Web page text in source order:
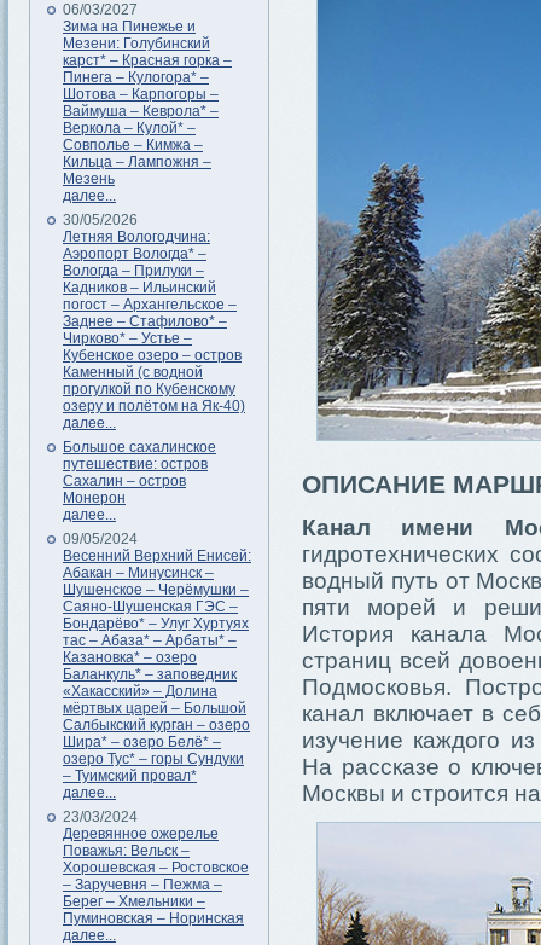
06/03/2027
Зима на Пинежье и
Мезени: Голубинский
карст* – Красная горка –
Пинега – Кулогора* –
Шотова – Карпогоры –
Ваймуша – Кеврола* –
Веркола – Кулой* –
Совполье – Кимжа –
Кильца – Лампожня –
Мезень
далее...
30/05/2026
Летняя Вологодчина:
Аэропорт Вологда* –
Вологда – Прилуки –
Кадников – Ильинский
погост – Архангельское –
Заднее – Стафилово* –
Чирково* – Устье –
Кубенское озеро – остров
Каменный (с водной
прогулкой по Кубенскому
озеру и полётом на Як-40)
далее...
Большое сахалинское
путешествие: остров
Сахалин – остров
Монерон
далее...
09/05/2024
Весенний Верхний Енисей:
Абакан – Минусинск –
Шушенское – Черёмушки –
Саяно-Шушенская ГЭС –
Бондарёво* – Улуг Хуртуях
тас – Абаза* – Арбаты* –
Казановка* – озеро
Баланкуль* – заповедник
«Хакасский» – Долина
мёртвых царей – Большой
Салбыкский курган – озеро
Шира* – озеро Белё* –
озеро Тус* – горы Сундуки
– Туимский провал*
далее...
23/03/2024
Деревянное ожерелье
Поважья: Вельск –
Хорошевская – Ростовское
– Заручевня – Пежма –
Берег – Хмельники –
Пуминовская – Норинская
далее...
ОПИСАНИЕ
Канал имени
гидротехнических
водный путь от
пяти морей и
История канала
страниц всей
Подмосковья.
канал включает в
изучение каждого
На рассказе о
Москвы и строится